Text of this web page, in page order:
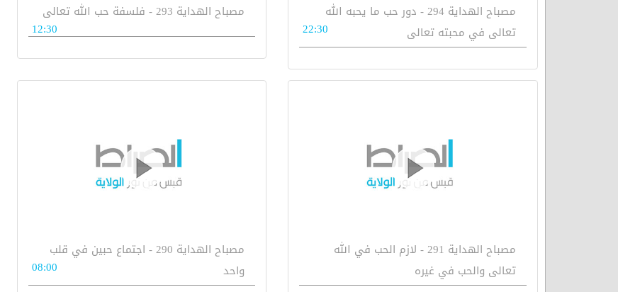
مصباح الهداية 294 - دور حب ما يحبه الله
تعالى في محبته تعالى
22:30
مصباح الهداية 293 - فلسفة حب الله تعالى
12:30
مصباح الهداية 291 - لازم الحب في الله
تعالى والحب في غيره
مصباح الهداية 290 - اجتماع حبين في قلب
واحد
08:00